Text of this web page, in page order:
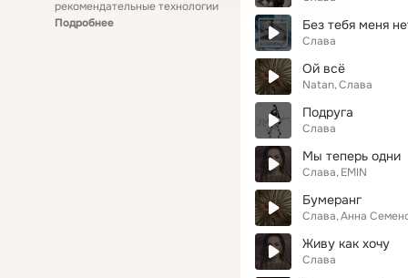
рекомендательные технологии
Подробнее
Без тебя меня
Слава
Ой всё
Natan Слава
Подруга
Слава
Мы теперь одни
Слава EMIN
Бумеранг
Слава Анна
Живу как хочу
Слава